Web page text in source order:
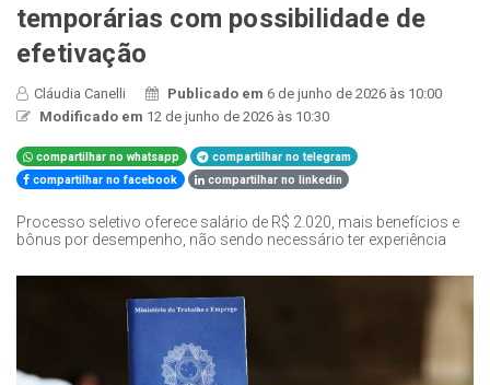
temporárias com possibilidade de
efetivação
Cláudia Canelli Publicado em6 de junho de 2026 às 10:00
Modificado em 12 de junho de 2026 às 10:30
compartilhar no whatsapp
compartilhar no telegram
compartilhar no facebook
compartilhar no linkedin
Processo seletivo oferece salário de R$ 2.020, mais benefícios e
bônus por desempenho, não sendo necessário ter experiência